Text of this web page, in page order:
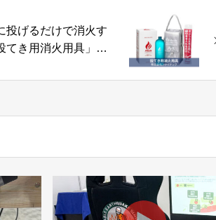
投げるだけで消火す
てき用消火用具」株